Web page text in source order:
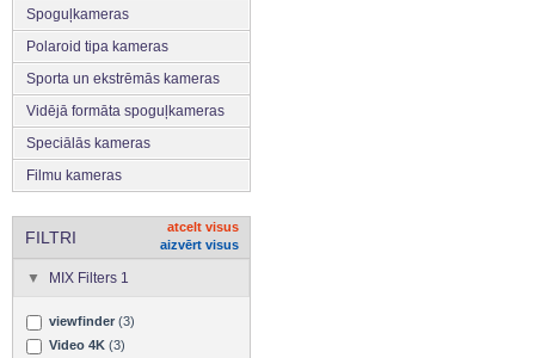
Spoguļkameras
Polaroid tipa kameras
Sporta un ekstrēmās kameras
Vidējā formāta spoguļkameras
Speciālās kameras
Filmu kameras
FILTRI
atcelt visus
aizvērt visus
MIX Filters 1
viewfinder (3)
Video 4K (3)